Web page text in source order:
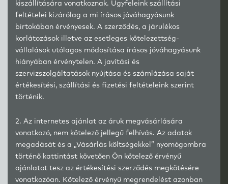
kiszállítására vonatkoznak. Ügyfeleink szállítási
feltételei kizárólag a mi írásos jóváhagyásunk
birtokában érvényesek. A szerződés, a járulékos
korlátozások illetve az esetleges kötelezettség-
vállalások utólagos módosítása írásos jóváhagyásunk
hiányában érvénytelen. A javítási és
szervizszolgáltatások nyújtása és számlázása saját
értékesítési, szállítási és fizetési feltételeink szerint
történik.
2. Az internetes ajánlat az áruk megvásárlására
vonatkozó, nem kötelező jellegű felhívás. Az adatok
megadását és a „Vásárlás költségekkel” nyomógombra
történő kattintást követően Ön kötelező érvényű
ajánlatot tesz az értékesítési szerződés megkötésére
vonatkozóan. Kötelező érvényű megrendelést azonban